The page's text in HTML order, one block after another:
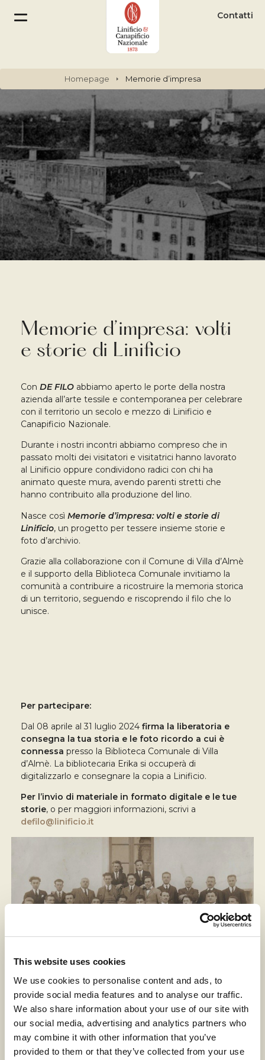
This website uses cookies
We use cookies to personalise content and ads, to
provide social media features and to analyse our traffic.
We also share information about your use of our site with
our social media, advertising and analytics partners who
may combine it with other information that you’ve
provided to them or that they’ve collected from your use
Contatti
Homepage Memorie d’impresa
Memorie d’impresa: volti
e storie di Linificio
ConDE FILO abbiamo aperto le porte della nostra
azienda all’arte tessile e contemporanea per celebrare
con il territorio un secolo e mezzo di Linificio e
Canapificio Nazionale.
Durante i nostri incontri abbiamo compreso che in
passato molti dei visitatori e visitatrici hanno lavorato
al Linificio oppure condividono radici con chi ha
animato queste mura, avendo parenti stretti che
hanno contribuito alla produzione del lino.
Nasce cosìMemorie d’impresa: volti e storie di
Linificio, un progetto per tessere insieme storie e
foto d’archivio.
Grazie alla collaborazione con il Comune di Villa d’Almè
e il supporto della Biblioteca Comunale invitiamo la
comunità a contribuire a ricostruire la memoria storica
di un territorio, seguendo e riscoprendo il filo che lo
unisce.
Per partecipare:
Dal 08 aprile al 31 luglio 2024firma la liberatoria e
consegna la tua storia e le foto ricordo a cui è
connessa presso la Biblioteca Comunale di Villa
d’Almè. La bibliotecaria Erika si occuperà di
digitalizzarlo e consegnare la copia a Linificio.
Per l’invio di materiale in formato digitale e le tue
storie, o per maggiori informazioni, scrivi a
defilo@linificio.it